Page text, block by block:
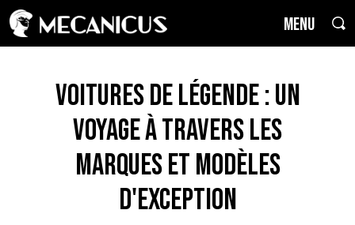
MENU
Voitures de Légende : un
voyage à travers les
marques et modèles
d'exception